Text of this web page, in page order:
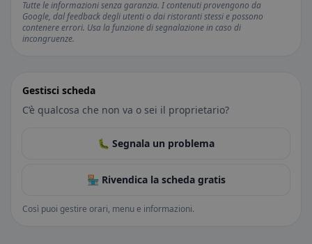
Tutte le informazioni senza garanzia. I contenuti provengono da
Google, dal feedback degli utenti o dai ristoranti stessi e possono
contenere errori. Usa la funzione di segnalazione in caso di
incongruenze.
Gestisci scheda
C’è qualcosa che non va o sei il proprietario?
🐛 Segnala un problema
🏪 Rivendica la scheda gratis
Così puoi gestire orari, menu e informazioni.